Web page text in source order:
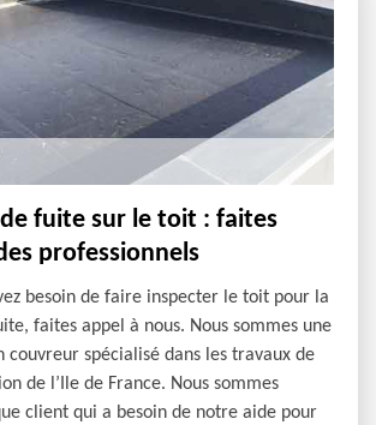
de fuite sur le toit : faites
professionnels
besoin de faire inspecter le toit pour la
faites appel à nous. Nous sommes une
couvreur spécialisé dans les travaux de
de l’Ile de France. Nous sommes
client qui a besoin de notre aide pour